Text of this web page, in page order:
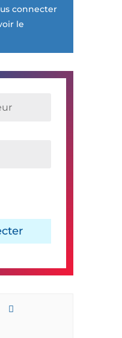
connecter
le